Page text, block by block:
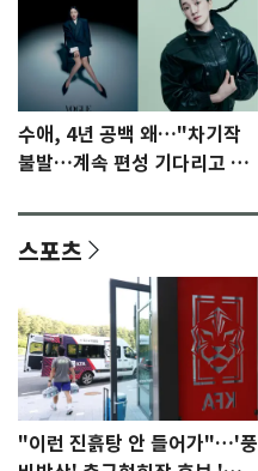
수애, 4년 공백 왜…"차기작
불발…계속 편성 기다리고 있
스포츠
"이런 진흙탕 안 들어가"…'풍